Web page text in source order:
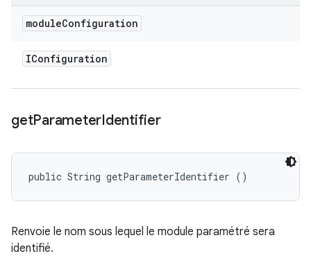
moduleConfiguration
IConfiguration
getParameterIdentifier
public String getParameterIdentifier ()
Renvoie le nom sous lequel le module paramétré sera
identifié.